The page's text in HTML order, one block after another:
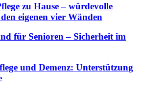
zu Hause – würdevolle
eigenen vier Wänden
für Senioren – Sicherheit im
und Demenz: Unterstützung